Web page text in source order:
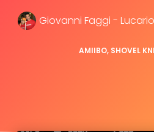
Giovanni Faggi - Lucario
AMIIBO, SHOVEL